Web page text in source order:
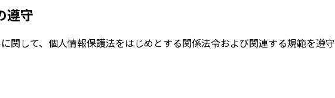
遵守
関して、個人情報保護法をはじめとする関係法令および関連する規範を遵守